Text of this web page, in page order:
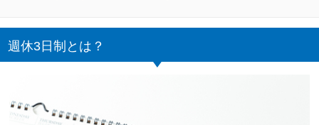
週休3日制とは？